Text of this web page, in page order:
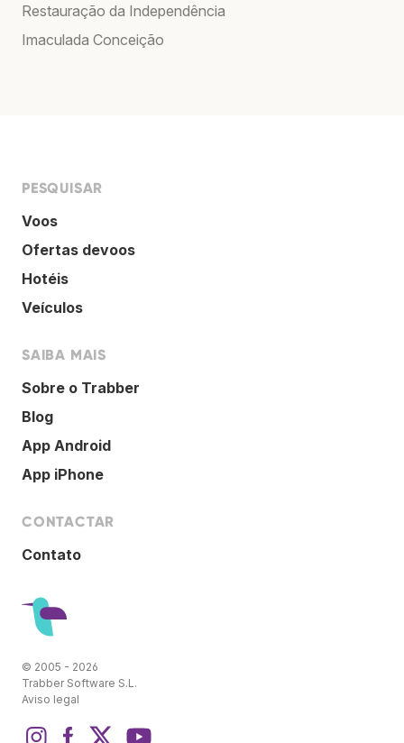
Restauração da Independência
Imaculada Conceição
PESQUISAR
Voos
Ofertas devoos
Hotéis
Veículos
SAIBA MAIS
Sobre o Trabber
Blog
App Android
App iPhone
CONTACTAR
Contato
© 2005 - 2026
Trabber Software S.L.
Aviso legal